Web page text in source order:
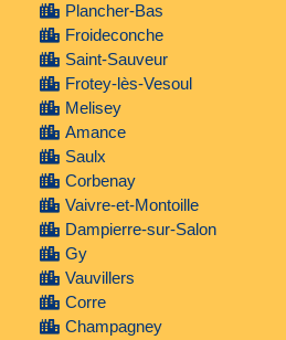
Plancher-Bas
Froideconche
Saint-Sauveur
Frotey-lès-Vesoul
Melisey
Amance
Saulx
Corbenay
Vaivre-et-Montoille
Dampierre-sur-Salon
Gy
Vauvillers
Corre
Champagney